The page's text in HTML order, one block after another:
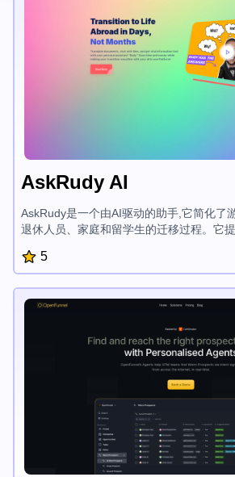
AskRudy AI
AskRudy是一个由AI驱动的助手,它简化了
退休人员、家庭和留学生的迁移过程。它
律要求,了解合同协议,并在国际旅程中做
时间和金钱。
5